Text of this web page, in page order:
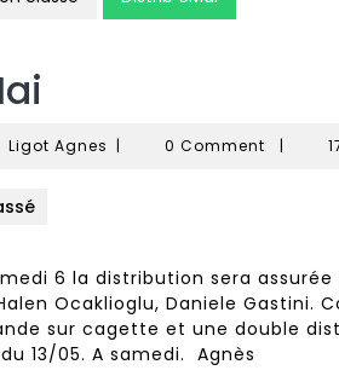
Ligot Agnes Ligot
| 0 Comment |
6 la distribution sera
Ocaklioglu, Daniele Gastini.
sur cagette et une double
13/05. A samedi. Agnès